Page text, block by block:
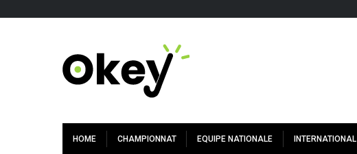
HOME CHAMPIONNAT EQUIPE NATIONALE INTERNATIONAL